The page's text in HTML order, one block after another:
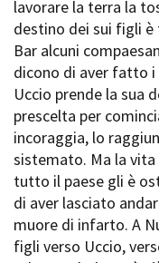
PRODUCTION GUIDE
Società di produzione
Strutture di servizio
Professionisti
Attrici-Attori
Beginners
LOCATION GUIDE
FILM DATABASE
BOOK DATABASE
lavorare la terra la
destino dei sui figli è
Bar alcuni
dicono di aver fatto i
Uccio prende la sua
prescelta per
incoraggia, lo
sistemato. Ma la
tutto il paese gli è
di aver lasciato
muore di infarto. A
figli verso Uccio,